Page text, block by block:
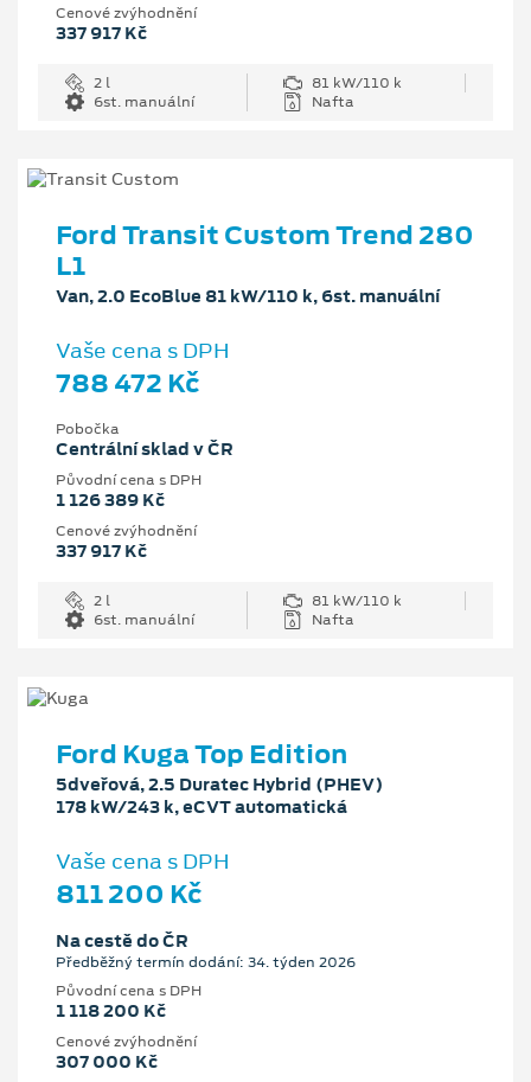
Cenové zvýhodnění
337 917 Kč
2 l
81 kW/110 k
6st. manuální
Nafta
Ford Transit Custom Trend 280
L1
Van, 2.0 EcoBlue 81 kW/110 k, 6st. manuální
Vaše cena s DPH
788 472 Kč
Pobočka
Centrální sklad v ČR
Původní cena s DPH
1 126 389 Kč
Cenové zvýhodnění
337 917 Kč
2 l
81 kW/110 k
6st. manuální
Nafta
Ford Kuga Top Edition
5dveřová, 2.5 Duratec Hybrid (PHEV)
178 kW/243 k, eCVT automatická
Vaše cena s DPH
811 200 Kč
Na cestě do ČR
Předběžný termín dodání: 34. týden 2026
Původní cena s DPH
1 118 200 Kč
Cenové zvýhodnění
307 000 Kč